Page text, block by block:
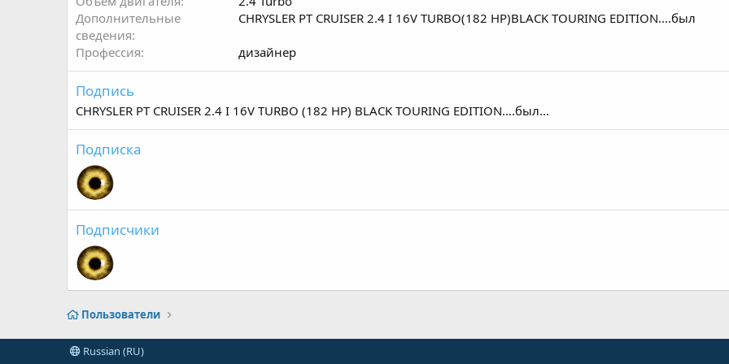
Дополнительные
сведения
CHRYSLER PT CRUISER 2.4 I 16V TURBO(182 HP)BLACK TOURING EDITION....был
Профессия дизайнер
Подпись
CHRYSLER PT CRUISER 2.4 I 16V TURBO (182 HP) BLACK TOURING EDITION....был...
Подписка
Подписчики
Пользователи
Russian (RU)